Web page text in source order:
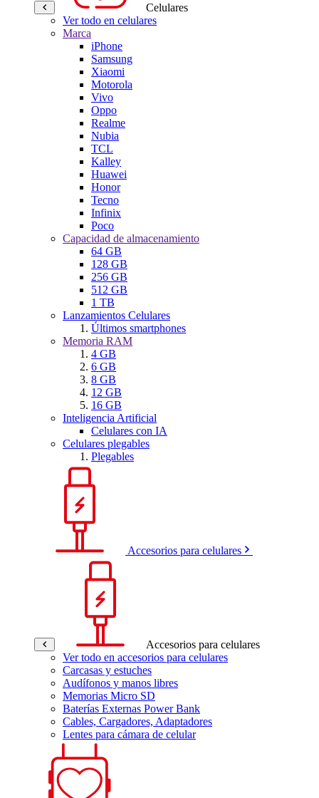
Celulares
Ver todo en celulares
Marca
iPhone
Samsung
Xiaomi
Motorola
Vivo
Oppo
Realme
Nubia
TCL
Kalley
Huawei
Honor
Tecno
Infinix
Poco
Capacidad de almacenamiento
64 GB
128 GB
256 GB
512 GB
1 TB
Lanzamientos Celulares
Últimos smartphones
Memoria RAM
4 GB
6 GB
8 GB
12 GB
16 GB
Inteligencia Artificial
Celulares con IA
Celulares plegables
Plegables
Accesorios para celulares
Accesorios para celulares
Ver todo en accesorios para celulares
Carcasas y estuches
Audífonos y manos libres
Memorias Micro SD
Baterías Externas Power Bank
Cables, Cargadores, Adaptadores
Lentes para cámara de celular